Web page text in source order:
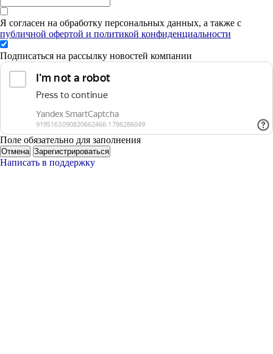
Я согласен на обработку персональных данных, а также с
публичной офертой и политикой конфиденциальности
Подписаться на рассылку новостей компании
Поле обязательно для заполнения
Отмена Зарегистрироваться
Написать в поддержку